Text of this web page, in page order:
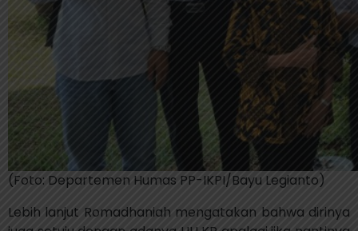
(Foto: Departemen Humas PP-IKPI/Bayu Legianto)
Lebih lanjut Romadhaniah mengatakan bahwa dirinya